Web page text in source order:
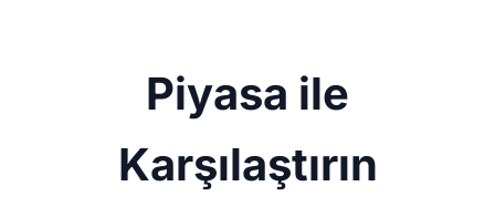
Piyasa ile
Karşılaştırın